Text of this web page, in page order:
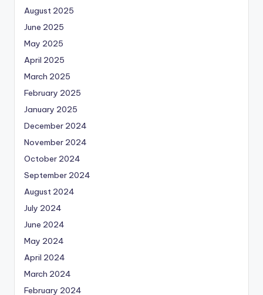
August 2025
June 2025
May 2025
April 2025
March 2025
February 2025
January 2025
December 2024
November 2024
October 2024
September 2024
August 2024
July 2024
June 2024
May 2024
April 2024
March 2024
February 2024